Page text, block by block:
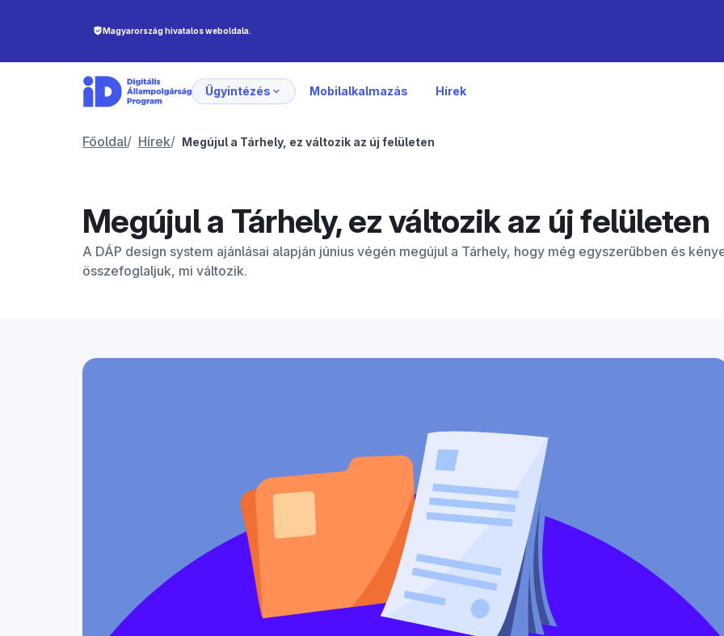
Ügyintézés Mobilalkalmazás Hírek
Főoldal/ Hírek/ Megújul a Tárhely, ez változik az új felületen
Megújul a Tárhely, ez változik az új felületen
A DÁP design system ajánlásai alapján június végén megújul a Tárhely, hogy még egyszerűbben és
összefoglaljuk, mi változik.